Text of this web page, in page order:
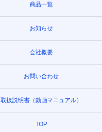
商品一覧
お知らせ
会社概要
お問い合わせ
取扱説明書（動画マニュアル）
TOP